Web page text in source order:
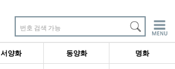
번호 검색 가능
서양화 동양화 명화